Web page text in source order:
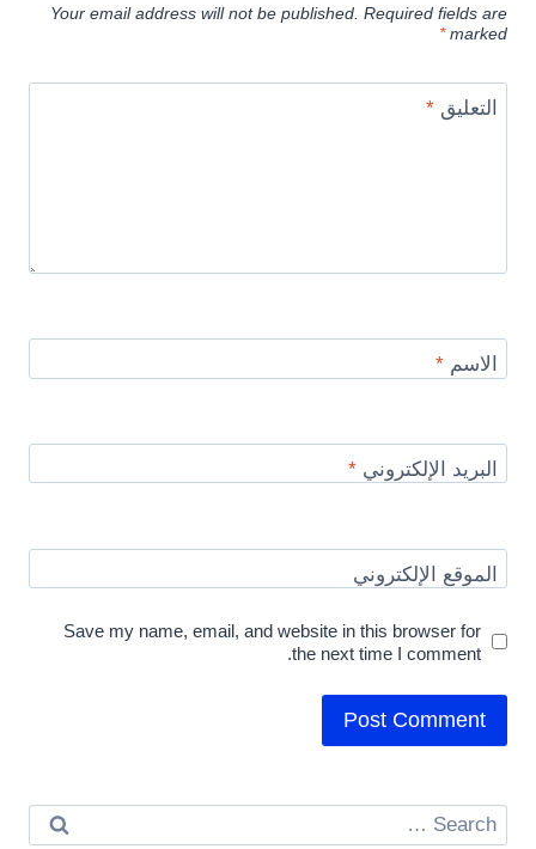
Your email address will not be published. Required fields are
marked
*
التعليق*
الاسم*
البريد الإلكتروني*
الموقع الإلكتروني
Save my name, email, and website in this browser for
the next time I comment.
Search
for: